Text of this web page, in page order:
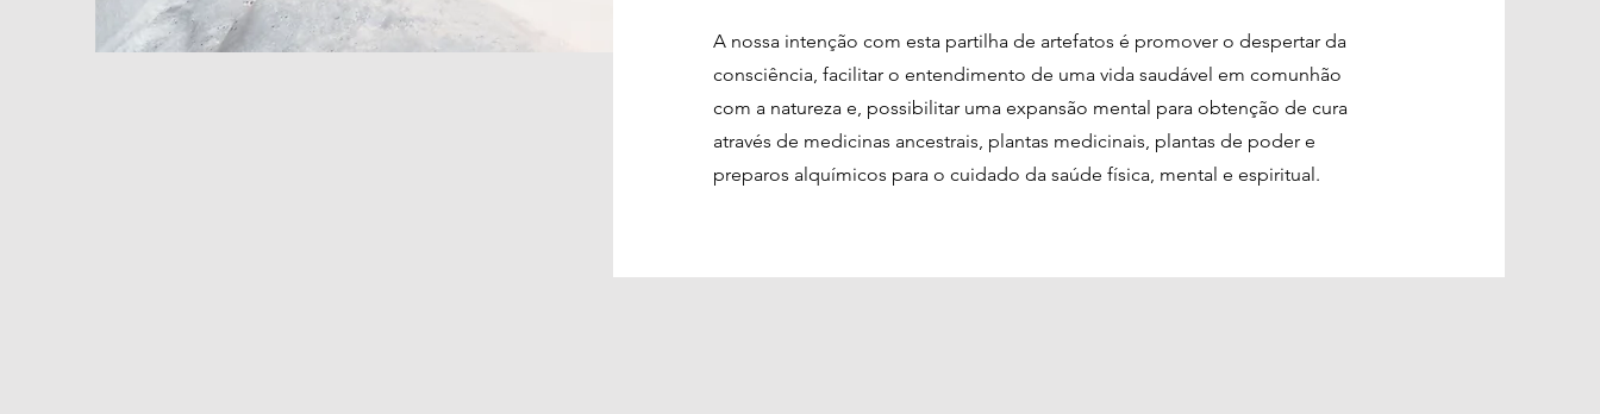
A nossa intenção com esta partilha de artefatos é promover o despertar da
consciência, facilitar o entendimento de uma vida saudável em comunhão
com a natureza e, possibilitar uma expansão mental para obtenção de cura
através de medicinas ancestrais, plantas medicinais, plantas de poder e
preparos alquímicos para o cuidado da saúde física, mental e espiritual.